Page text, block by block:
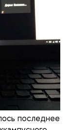
последнее